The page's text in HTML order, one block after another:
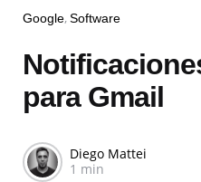
Google Software
para Gmail
Diego Mattei
1 min